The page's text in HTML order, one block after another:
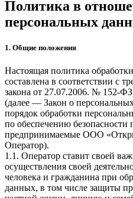
Политика в
персональных
1. Общие положения
Настоящая политика
составлена в соответствии с
закона от 27.07.2006. № 152-
(далее — Закон о
порядок обработки
по обеспечению
предпринимаемые ООО
Оператор).
1.1. Оператор ставит своей
осуществления своей
человека и гражданина при
данных, в том числе защиты